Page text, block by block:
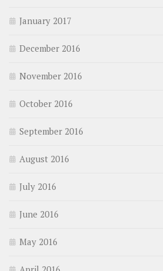
January 2017
December 2016
November 2016
October 2016
September 2016
August 2016
July 2016
June 2016
May 2016